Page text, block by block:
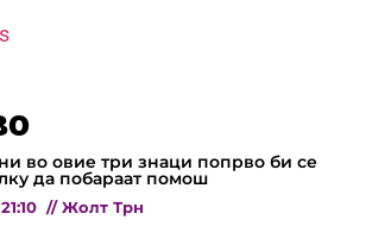
во овие три знаци попрво би се
да побараат помош
21:10 // Жолт Трн